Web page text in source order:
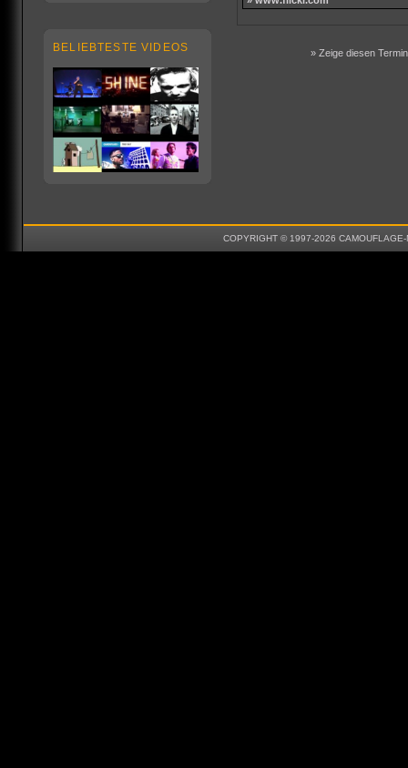
BELIEBTESTE VIDEOS
» Zeige diesen
COPYRIGHT © 1997-2026 CAMOUFLAGE-